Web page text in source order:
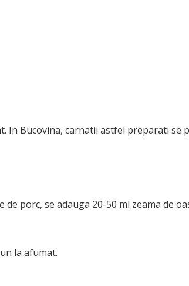
In Bucovina, carnatii astfel preparati se
porc, se adauga 20-50 ml zeama de
la afumat.